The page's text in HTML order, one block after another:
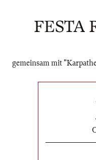
FESTA
gemeinsam mit